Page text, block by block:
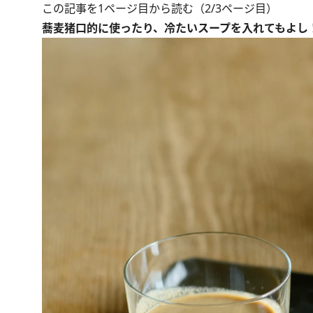
この記事を1ページ目から読む（2/3ページ目）
蕎麦猪口的に使ったり、冷たいスープを入れてもよし